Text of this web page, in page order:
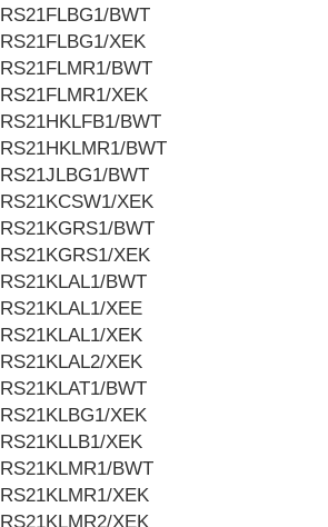
RS21FLBG1/BWT
RS21FLBG1/XEK
RS21FLMR1/BWT
RS21FLMR1/XEK
RS21HKLFB1/BWT
RS21HKLMR1/BWT
RS21JLBG1/BWT
RS21KCSW1/XEK
RS21KGRS1/BWT
RS21KGRS1/XEK
RS21KLAL1/BWT
RS21KLAL1/XEE
RS21KLAL1/XEK
RS21KLAL2/XEK
RS21KLAT1/BWT
RS21KLBG1/XEK
RS21KLLB1/XEK
RS21KLMR1/BWT
RS21KLMR1/XEK
RS21KLMR2/XEK